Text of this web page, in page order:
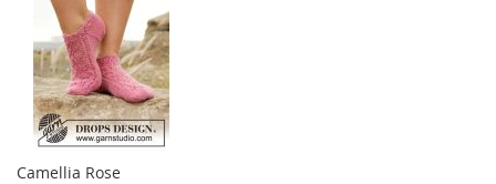
Camellia Rose